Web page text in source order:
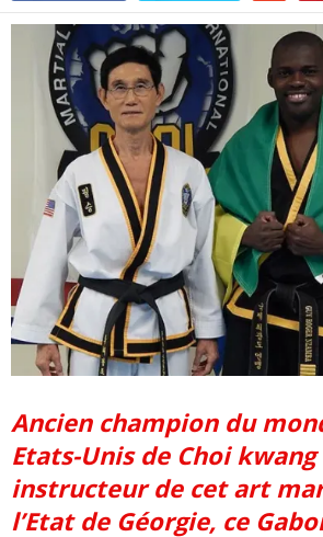
Ancien champion du
Etats-Unis de Choi kwang
instructeur de cet art
l’Etat de Géorgie, ce